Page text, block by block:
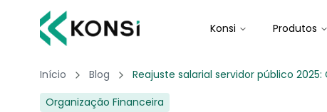
Konsi Produtos
Início Blog
Reajuste salarial servidor público
Organização Financeira